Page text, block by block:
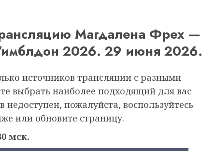
Магдалена Фрех —
2026. 29 июня 2026.
источников трансляции с разными
выбрать наиболее подходящий для вас
пожалуйста, воспользуйтесь
или обновите страницу.
мск.